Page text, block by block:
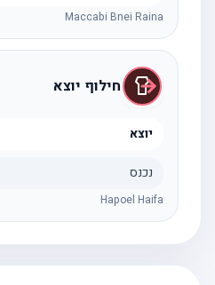
Maccabi Bnei Raina
חילוף יוצא
יוצא
נכנס
Hapoel Haifa